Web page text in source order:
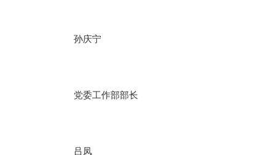
孙庆宁
党委工作部部长
吕凤